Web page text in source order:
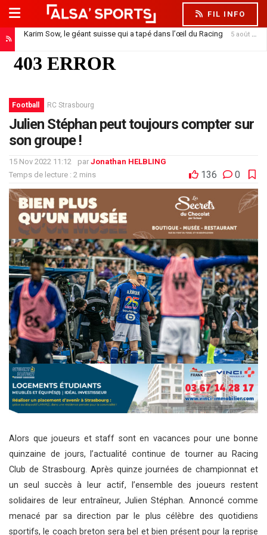
FIL INFO
Karim Sow, le géant suisse qui a tapé dans l’œil du Racing
5 août 2026
Le Racing inquiète 5 août 2026
Football RC Strasbourg
Julien Stéphan peut toujours compter sur
son groupe !
15 Nov 2022 11:12 par Jonathan HELBLING
Temps de lecture : 2 mins
136 0
Alors que joueurs et staff sont en vacances pour une bonne
quinzaine de jours, l’actualité continue de tourner au Racing
Club de Strasbourg. Après quinze journées de championnat et
un seul succès à leur actif, l’ensemble des joueurs restent
solidaires de leur entraîneur, Julien Stéphan. Annoncé comme
menacé par sa direction par le plus célèbre des quotidiens
sportifs, le coach breton sera bel et bien présent pour la reprise